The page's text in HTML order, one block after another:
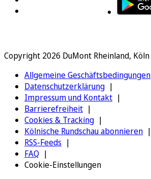
Copyright 2026 DuMont Rheinland, Köln
Allgemeine Geschäftsbedingungen
Datenschutzerklärung
Impressum und Kontakt
Barrierefreiheit
Cookies & Tracking
Kölnische Rundschau abonnieren
RSS-Feeds
FAQ
Cookie-Einstellungen